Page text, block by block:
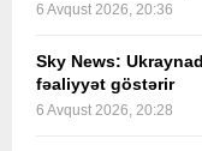
6 Avqust 2026, 20:36
Sky News:
fəaliyyət göstərir
6 Avqust 2026, 20:28